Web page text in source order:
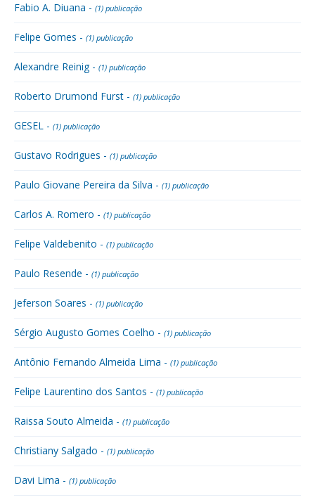
Fabio A. Diuana - (1) publicação
Felipe Gomes - (1) publicação
Alexandre Reinig - (1) publicação
Roberto Drumond Furst - (1) publicação
GESEL - (1) publicação
Gustavo Rodrigues - (1) publicação
Paulo Giovane Pereira da Silva - (1) publicação
Carlos A. Romero - (1) publicação
Felipe Valdebenito - (1) publicação
Paulo Resende - (1) publicação
Jeferson Soares - (1) publicação
Sérgio Augusto Gomes Coelho - (1) publicação
Antônio Fernando Almeida Lima - (1) publicação
Felipe Laurentino dos Santos - (1) publicação
Raissa Souto Almeida - (1) publicação
Christiany Salgado - (1) publicação
Davi Lima - (1) publicação